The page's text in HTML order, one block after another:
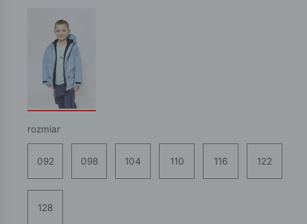
rozmiar
092 098 104 110 116 122
128